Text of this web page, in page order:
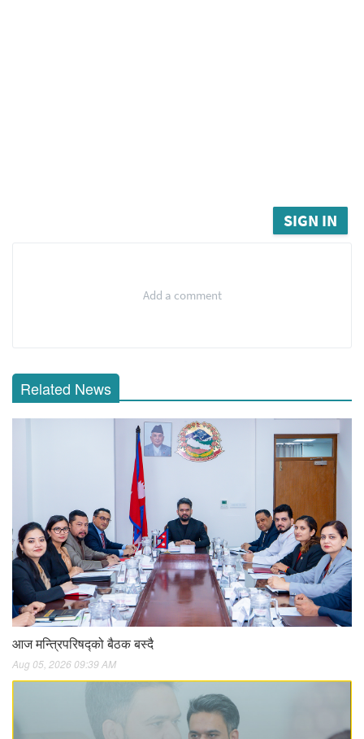
SIGN IN
Add a comment
Related News
आज मन्त्रिपरिषद्को बैठक बस्दै
Aug 05, 2026 09:39 AM